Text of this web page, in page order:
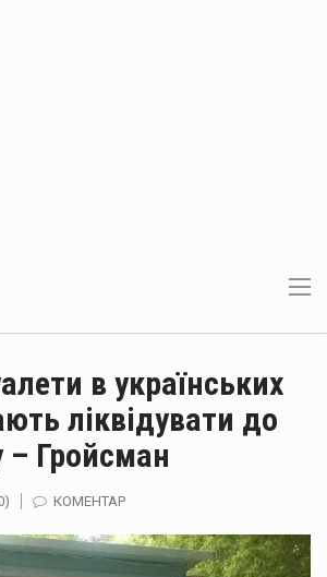
в українських
ліквідувати до
– Гройсман
КОМЕНТАР